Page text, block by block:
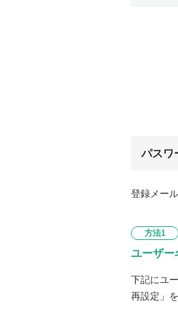
パスワ
登録メー
方法1
ユーザー
下記にユ
再設定」